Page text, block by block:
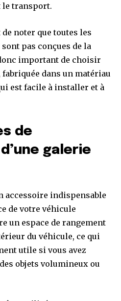
le transport.
noter que toutes les
pas conçues de la
important de choisir
dans un matériau
est facile à installer et à
de
galerie
accessoire indispensable
de votre véhicule
un espace de rangement
du véhicule, ce qui
utile si vous avez
objets volumineux ou